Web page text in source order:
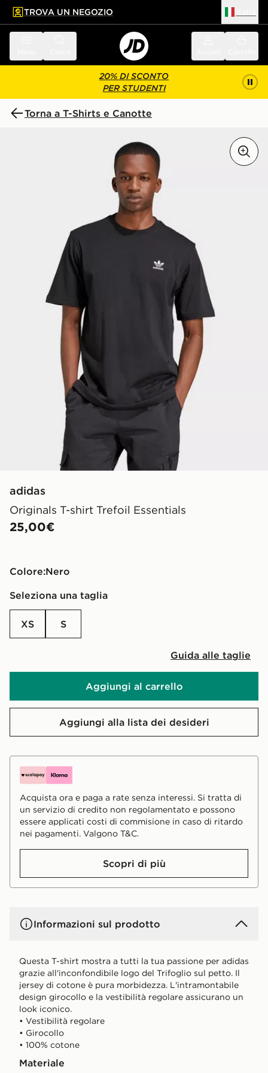
principale
a fondo pagina
TROVA UN NEGOZIO
20% DI SCONTO
PER STUDENTI
Torna a T-Shirts e Canotte
adidas
Originals T-shirt Trefoil Essentials
25,00€
Colore:
nero
Seleziona una taglia
XS S
Guida alle taglie
Aggiungi al carrello
Aggiungi alla lista dei desideri
Acquista ora e paga a rate senza interessi. Si tratta di
un servizio di credito non regolamentato e possono
essere applicati costi di commisione in caso di ritardo
nei pagamenti. Valgono T&C.
Scopri di più
Informazioni sul prodotto
Questa T-shirt mostra a tutti la tua passione per adidas
grazie all'inconfondibile logo del Trifoglio sul petto. Il
jersey di cotone è pura morbidezza. L'intramontabile
design girocollo e la vestibilità regolare assicurano un
look iconico.
• Vestibilità regolare
• Girocollo
• 100% cotone
Materiale